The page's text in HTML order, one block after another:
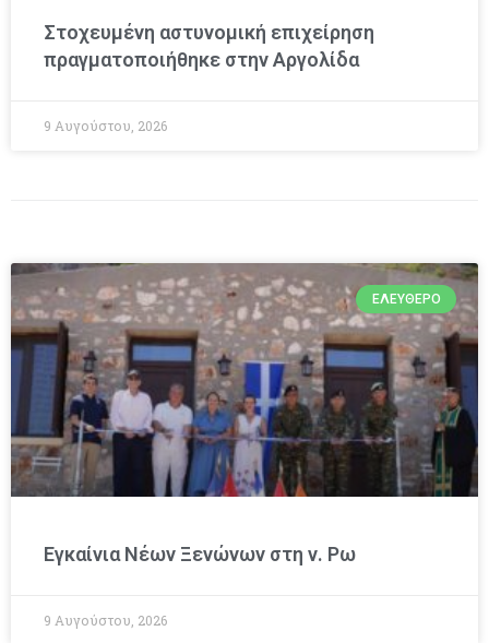
Στοχευμένη αστυνομική επιχείρηση
πραγματοποιήθηκε στην Αργολίδα
9 Αυγούστου, 2026
ΕΛΕΎΘΕΡΟ
Εγκαίνια Νέων Ξενώνων στη ν. Ρω
9 Αυγούστου, 2026